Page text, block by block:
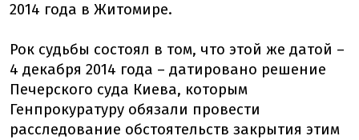
2014 года в Житомире.
Рок судьбы состоял в том, что этой же датой –
4 декабря 2014 года – датировано решение
Печерского суда Киева, которым
Генпрокуратуру обязали провести
расследование обстоятельств закрытия этим